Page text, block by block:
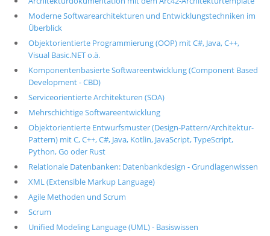
Moderne Softwarearchitekturen und Entwicklungstechniken im
Überblick
Objektorientierte Programmierung (OOP) mit C#, Java, C++,
Visual Basic.NET o.ä.
Komponentenbasierte Softwareentwicklung (Component Based
Development - CBD)
Serviceorientierte Architekturen (SOA)
Mehrschichtige Softwareentwicklung
Objektorientierte Entwurfsmuster (Design-Pattern/Architektur-
Pattern) mit C, C++, C#, Java, Kotlin, JavaScript, TypeScript,
Python, Go oder Rust
Relationale Datenbanken: Datenbankdesign - Grundlagenwissen
XML (Extensible Markup Language)
Agile Methoden und Scrum
Scrum
Unified Modeling Language (UML) - Basiswissen